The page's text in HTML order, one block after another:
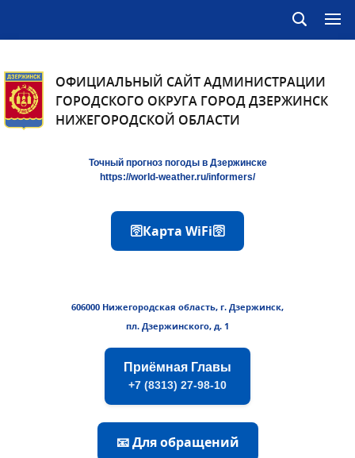
ОФИЦИАЛЬНЫЙ САЙТ АДМИНИСТРАЦИИ
ГОРОДСКОГО ОКРУГА ГОРОД ДЗЕРЖИНСК
НИЖЕГОРОДСКОЙ ОБЛАСТИ
Точный прогноз погоды в Дзержинске
https://world-weather.ru/informers/
🛜Карта WiFi🛜
606000 Нижегородская область, г. Дзержинск,
пл. Дзержинского, д. 1
Приёмная Главы
+7 (8313) 27-98-10
📧 Для обращений